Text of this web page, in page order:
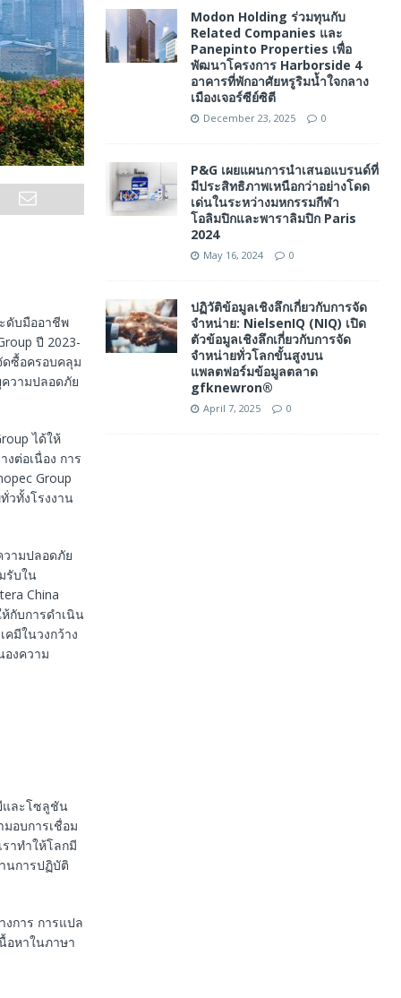
ดับมืออาชีพ
ปี 2023-
ดซื้อครอบคลุม
วามปลอดภัย
ได้ให้
ต่อเนื่อง การ
Group
วทั้งโรงงาน
ามปลอดภัย
รับใน
China
กับการดำเนิน
มีในวงกว้าง
งความ
และโซลูชัน
อบการเชื่อม
าทำให้โลกมี
นการปฏิบัติ
การ การแปล
อหาในภาษา
Modon Holding ร่วมทุนกับ
Related Companies และ
Panepinto Properties เพื่อ
พัฒนาโครงการ Harborside 4
อาคารที่พักอาศัยหรูริมน้ำใจกลาง
เมืองเจอร์ซีย์ซิตี
December 23, 2025 0
P&G เผยแผนการนำเสนอแบรนด์ที่
มีประสิทธิภาพเหนือกว่าอย่างโดด
เด่นในระหว่างมหกรรมกีฬา
โอลิมปิกและพาราลิมปิก Paris
2024
May 16, 2024 0
ปฏิวัติข้อมูลเชิงลึกเกี่ยวกับการจัด
จำหน่าย: NielsenIQ (NIQ) เปิด
ตัวข้อมูลเชิงลึกเกี่ยวกับการจัด
จำหน่ายทั่วโลกขั้นสูงบน
แพลตฟอร์มข้อมูลตลาด
gfknewron®
April 7, 2025 0